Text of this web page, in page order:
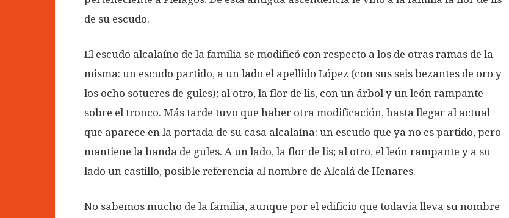
de su escudo.
El escudo alcalaíno de la familia se modificó con respecto a los de otras ramas de la
misma: un escudo partido, a un lado el apellido López (con sus seis bezantes de oro y
los ocho sotueres de gules); al otro, la flor de lis, con un árbol y un león rampante
sobre el tronco. Más tarde tuvo que haber otra modificación, hasta llegar al actual
que aparece en la portada de su casa alcalaína: un escudo que ya no es partido, pero
mantiene la banda de gules. A un lado, la flor de lis; al otro, el león rampante y a su
lado un castillo, posible referencia al nombre de Alcalá de Henares.
No sabemos mucho de la familia, aunque por el edificio que todavía lleva su nombre